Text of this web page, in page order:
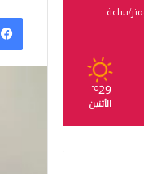
29
℃
الأثنين